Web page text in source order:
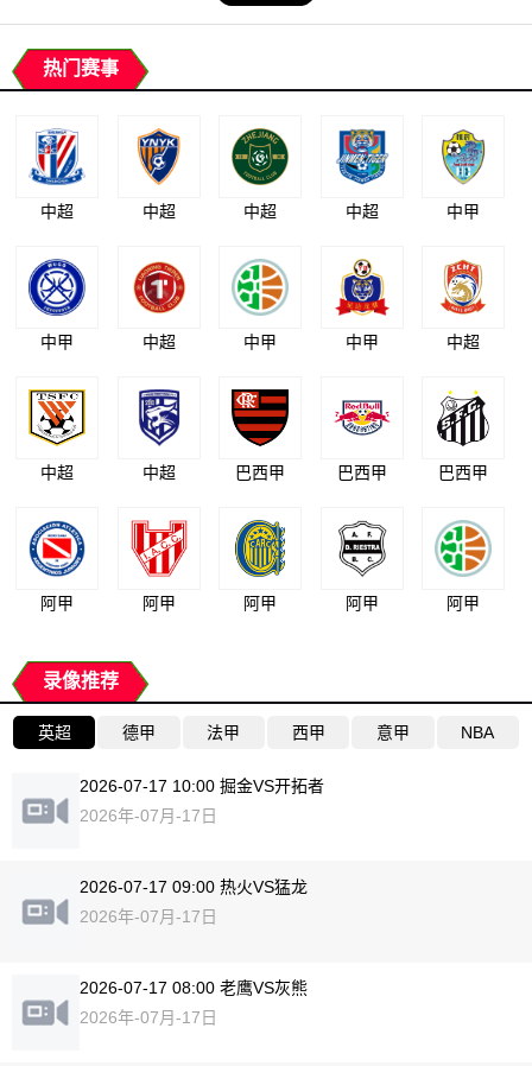
热门赛事
中超 中超 中超 中超 中甲
中甲 中超 中甲 中甲 中超
中超 中超 巴西甲 巴西甲 巴西甲
阿甲 阿甲 阿甲 阿甲 阿甲
录像推荐
英超 德甲 法甲 西甲 意甲 NBA
2026-07-17 10:00 掘金VS开拓者
2026年-07月-17日
2026-07-17 09:00 热火VS猛龙
2026年-07月-17日
2026-07-17 08:00 老鹰VS灰熊
2026年-07月-17日